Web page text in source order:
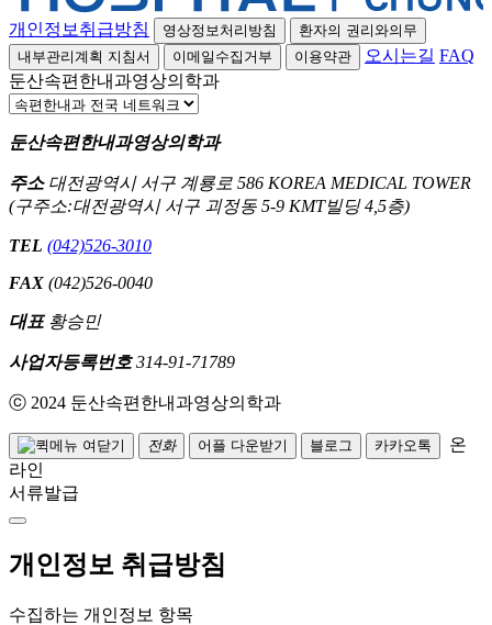
개인정보취급방침 영상정보처리방침
환자의 권리와의무
내부관리계획 지침서
이메일수집거부 이용약관 오시는길 FAQ
둔산속편한내과영상의학과
둔산속편한내과영상의학과
주소대전광역시 서구 계룡로 586 KOREA MEDICAL TOWER
(구주소:대전광역시 서구 괴정동 5-9 KMT빌딩 4,5층)
TEL (042)526-3010
FAX (042)526-0040
대표황승민
사업자등록번호314-91-71789
ⓒ 2024 둔산속편한내과영상의학과
전화 어플 다운받기 블로그 카카오톡
온
라인
서류발급
개인정보 취급방침
수집하는 개인정보 항목